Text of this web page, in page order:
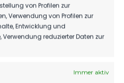
von Profilen zur
Verwendung von Profilen zur
Entwicklung und
reduzierter Daten zur
Immer aktiv